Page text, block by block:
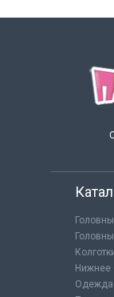
Нижнее
Одежда